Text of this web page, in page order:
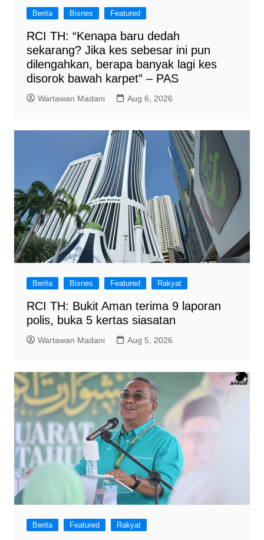
Berita Bisnes Featured
RCI TH: “Kenapa baru dedah
sekarang? Jika kes sebesar ini pun
dilengahkan, berapa banyak lagi kes
disorok bawah karpet” – PAS
Wartawan Madani Aug 6, 2026
Berita Bisnes Featured Rakyat
RCI TH: Bukit Aman terima 9 laporan
polis, buka 5 kertas siasatan
Wartawan Madani Aug 5, 2026
Berita Featured Rakyat